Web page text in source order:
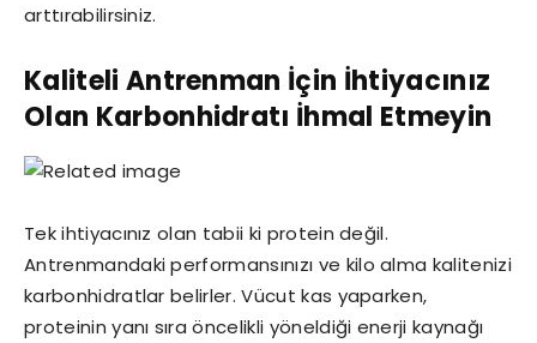
arttırabilirsiniz.
Kaliteli Antrenman İçin İhtiyacınız
Olan Karbonhidratı İhmal Etmeyin
Tek ihtiyacınız olan tabii ki protein değil.
Antrenmandaki performansınızı ve kilo alma kalitenizi
karbonhidratlar belirler. Vücut kas yaparken,
proteinin yanı sıra öncelikli yöneldiği enerji kaynağı